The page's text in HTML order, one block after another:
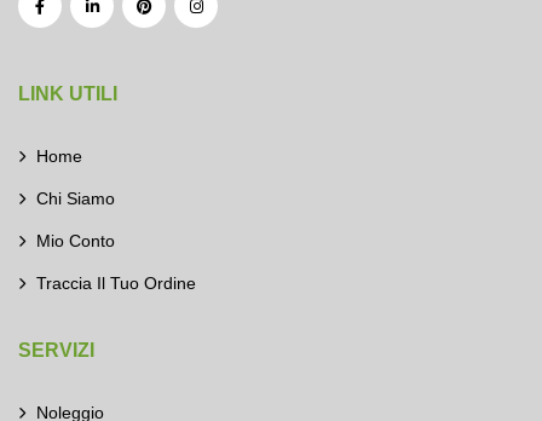
LINK UTILI
Home
Chi Siamo
Mio Conto
Traccia Il Tuo Ordine
SERVIZI
Noleggio